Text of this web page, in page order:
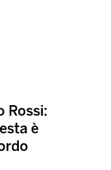
Rossi:
è